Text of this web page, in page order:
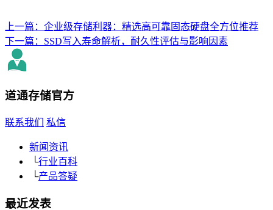
上一篇：企业级存储利器：精选高可靠固态硬盘全方位推荐
下一篇：SSD写入寿命解析，耐久性评估与影响因素
道通存储官方
联系我们 私信
新闻资讯
└行业百科
└产品答疑
最近发表